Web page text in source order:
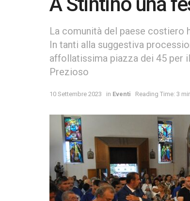
La comunità del paese costiero
In tanti alla suggestiva
affollatissima piazza dei 45 per
Prezioso
10 Settembre 2023 in Eventi Reading Time: 3